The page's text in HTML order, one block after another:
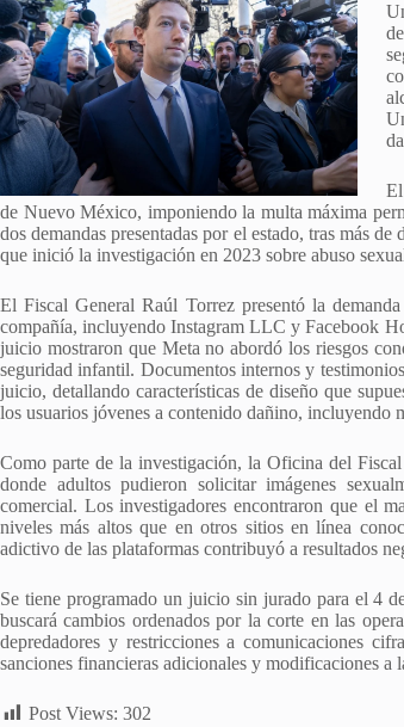
de Nuevo México, imponiendo la multa máxima
dos demandas presentadas por el estado, tras más
que inició la investigación en 2023 sobre abuso
El Fiscal General Raúl Torrez presentó la
compañía, incluyendo Instagram LLC y Facebook
juicio mostraron que Meta no abordó los riesgos
seguridad infantil. Documentos internos y
juicio, detallando características de diseño que
los usuarios jóvenes a contenido dañino, incluyendo
Como parte de la investigación, la Oficina del
donde adultos pudieron solicitar imágenes
comercial. Los investigadores encontraron que el
niveles más altos que en otros sitios en línea
adictivo de las plataformas contribuyó a resultados
Se tiene programado un juicio sin jurado para el 4
buscará cambios ordenados por la corte en las
depredadores y restricciones a comunicaciones
sanciones financieras adicionales y modificaciones
Post Views: 302